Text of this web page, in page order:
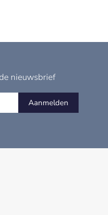
nieuwsbrief
Aanmelden